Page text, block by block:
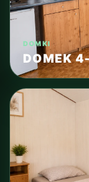
DOMKI
DOMEK